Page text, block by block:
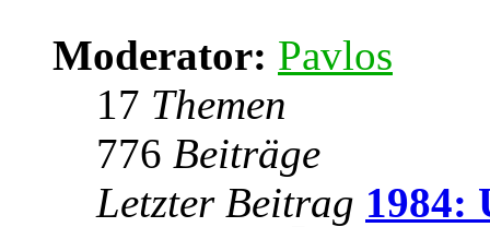
Moderator: Pavlos
17 Themen
776 Beiträge
Letzter Beitrag 1984: